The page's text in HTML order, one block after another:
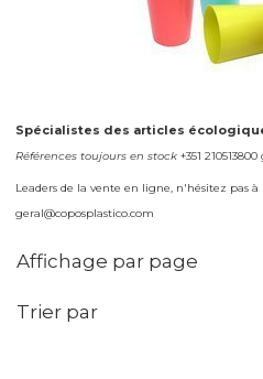
Spécialistes des articles
Références toujours en stock +351
Leaders de la vente en ligne, n'hésitez pas
geral@coposplastico.com
Affichage par page
Trier par